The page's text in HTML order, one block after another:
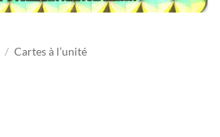
/ Cartes à l’unité